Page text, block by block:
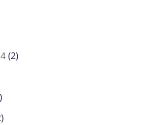
(2)